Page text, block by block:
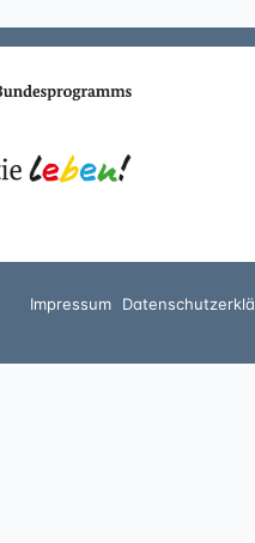
Impressum